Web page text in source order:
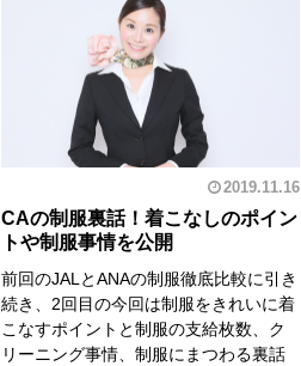
2019.11.16
CAの制服裏話！着こなしのポイン
トや制服事情を公開
前回のJALとANAの制服徹底比較に引き
続き、2回目の今回は制服をきれいに着
こなすポイントと制服の支給枚数、ク
リーニング事情、制服にまつわる裏話